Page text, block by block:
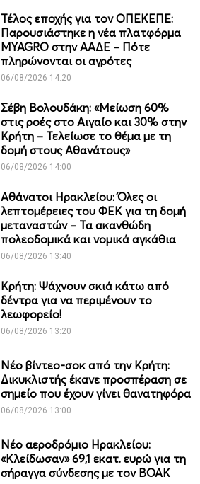
Τέλος εποχής για τον ΟΠΕΚΕΠΕ:
Παρουσιάστηκε η νέα πλατφόρμα
MYAGRO στην ΑΑΔΕ – Πότε
πληρώνονται οι αγρότες
06/08/2026 14:20
Σέβη Βολουδάκη: «Μείωση 60%
στις ροές στο Αιγαίο και 30% στην
Κρήτη – Τελείωσε το θέμα με τη
δομή στους Αθανάτους»
06/08/2026 14:00
Αθάνατοι Ηρακλείου: Όλες οι
λεπτομέρειες του ΦΕΚ για τη δομή
μεταναστών – Τα ακανθώδη
πολεοδομικά και νομικά αγκάθια
06/08/2026 13:40
Κρήτη: Ψάχνουν σκιά κάτω από
δέντρα για να περιμένουν το
λεωφορείο!
06/08/2026 13:20
Νέο βίντεο-σοκ από την Κρήτη:
Δικυκλιστής έκανε προσπέραση σε
σημείο που έχουν γίνει θανατηφόρα
06/08/2026 13:00
Νέο αεροδρόμιο Ηρακλείου:
«Κλείδωσαν» 69,1 εκατ. ευρώ για τη
σήραγγα σύνδεσης με τον ΒΟΑΚ